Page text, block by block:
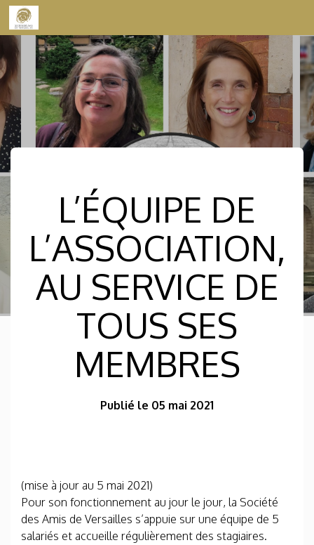
Skip to content
L’ÉQUIPE DE
L’ASSOCIATION,
AU SERVICE DE
TOUS SES
MEMBRES
Publié le 05 mai 2021
(mise à jour au 5 mai 2021)
Pour son fonctionnement au jour le jour, la Société
des Amis de Versailles s’appuie sur une équipe de 5
salariés et accueille régulièrement des stagiaires.